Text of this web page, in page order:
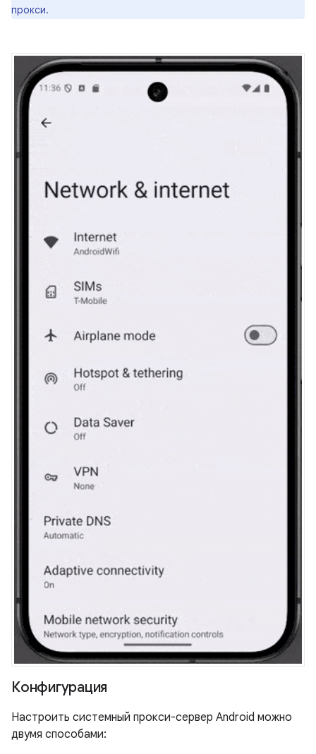
прокси.
Конфигурация
Настроить системный прокси-сервер Android можно
двумя способами: